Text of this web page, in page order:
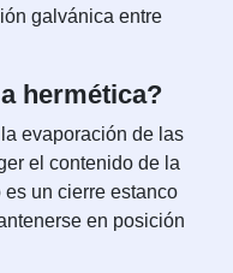
galvánica entre
hermética?
evaporación de las
el contenido de la
un cierre estanco
en posición